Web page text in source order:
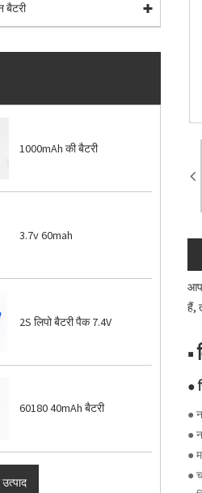
बैटरी
1000mAh की बैटरी
3.7v 60mah
2S लिपो बैटरी पैक 7.4V
60180 40mAh बैटरी
आप
हैं,
■
●
●
●
●
●